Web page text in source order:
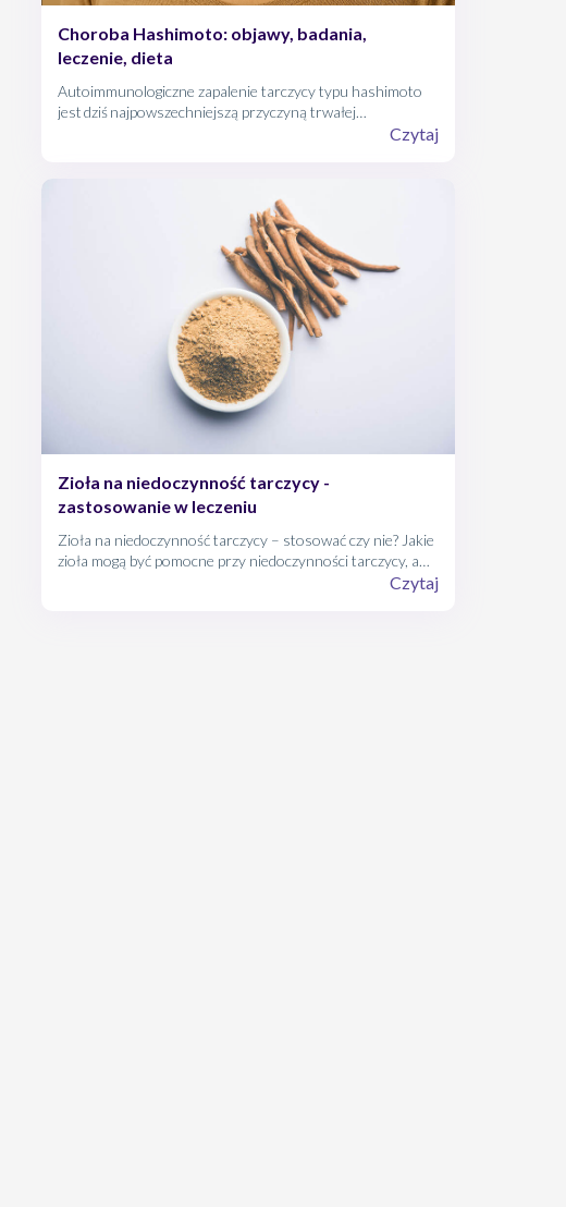
Choroba Hashimoto: objawy, badania,
leczenie, dieta
Autoimmunologiczne zapalenie tarczycy typu hashimoto
jest dziś najpowszechniejszą przyczyną trwałej
niedoczynności tarczycy na świecie. Choć schorzenie to
przedstawimy skondensowane, poparte dowodami
naukowymi kompendium, które pomoże zrozumieć, jak
świadomie postępować z tą jednostką chorobową.
Czytaj
Zioła na niedoczynność tarczycy -
zastosowanie w leczeniu
Zioła na niedoczynność tarczycy – stosować czy nie? Jakie
zioła mogą być pomocne przy niedoczynności tarczycy, a
Czytaj